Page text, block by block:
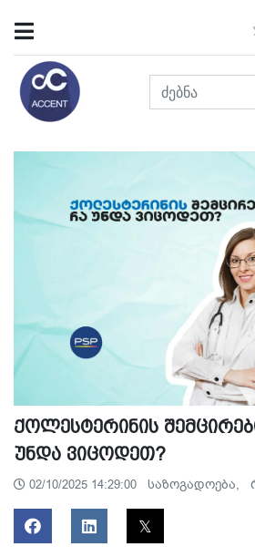
ქოლესტერინის
უნდა ვიცოდეთ?
02/10/2025 14:29:00 საზოგადოება,